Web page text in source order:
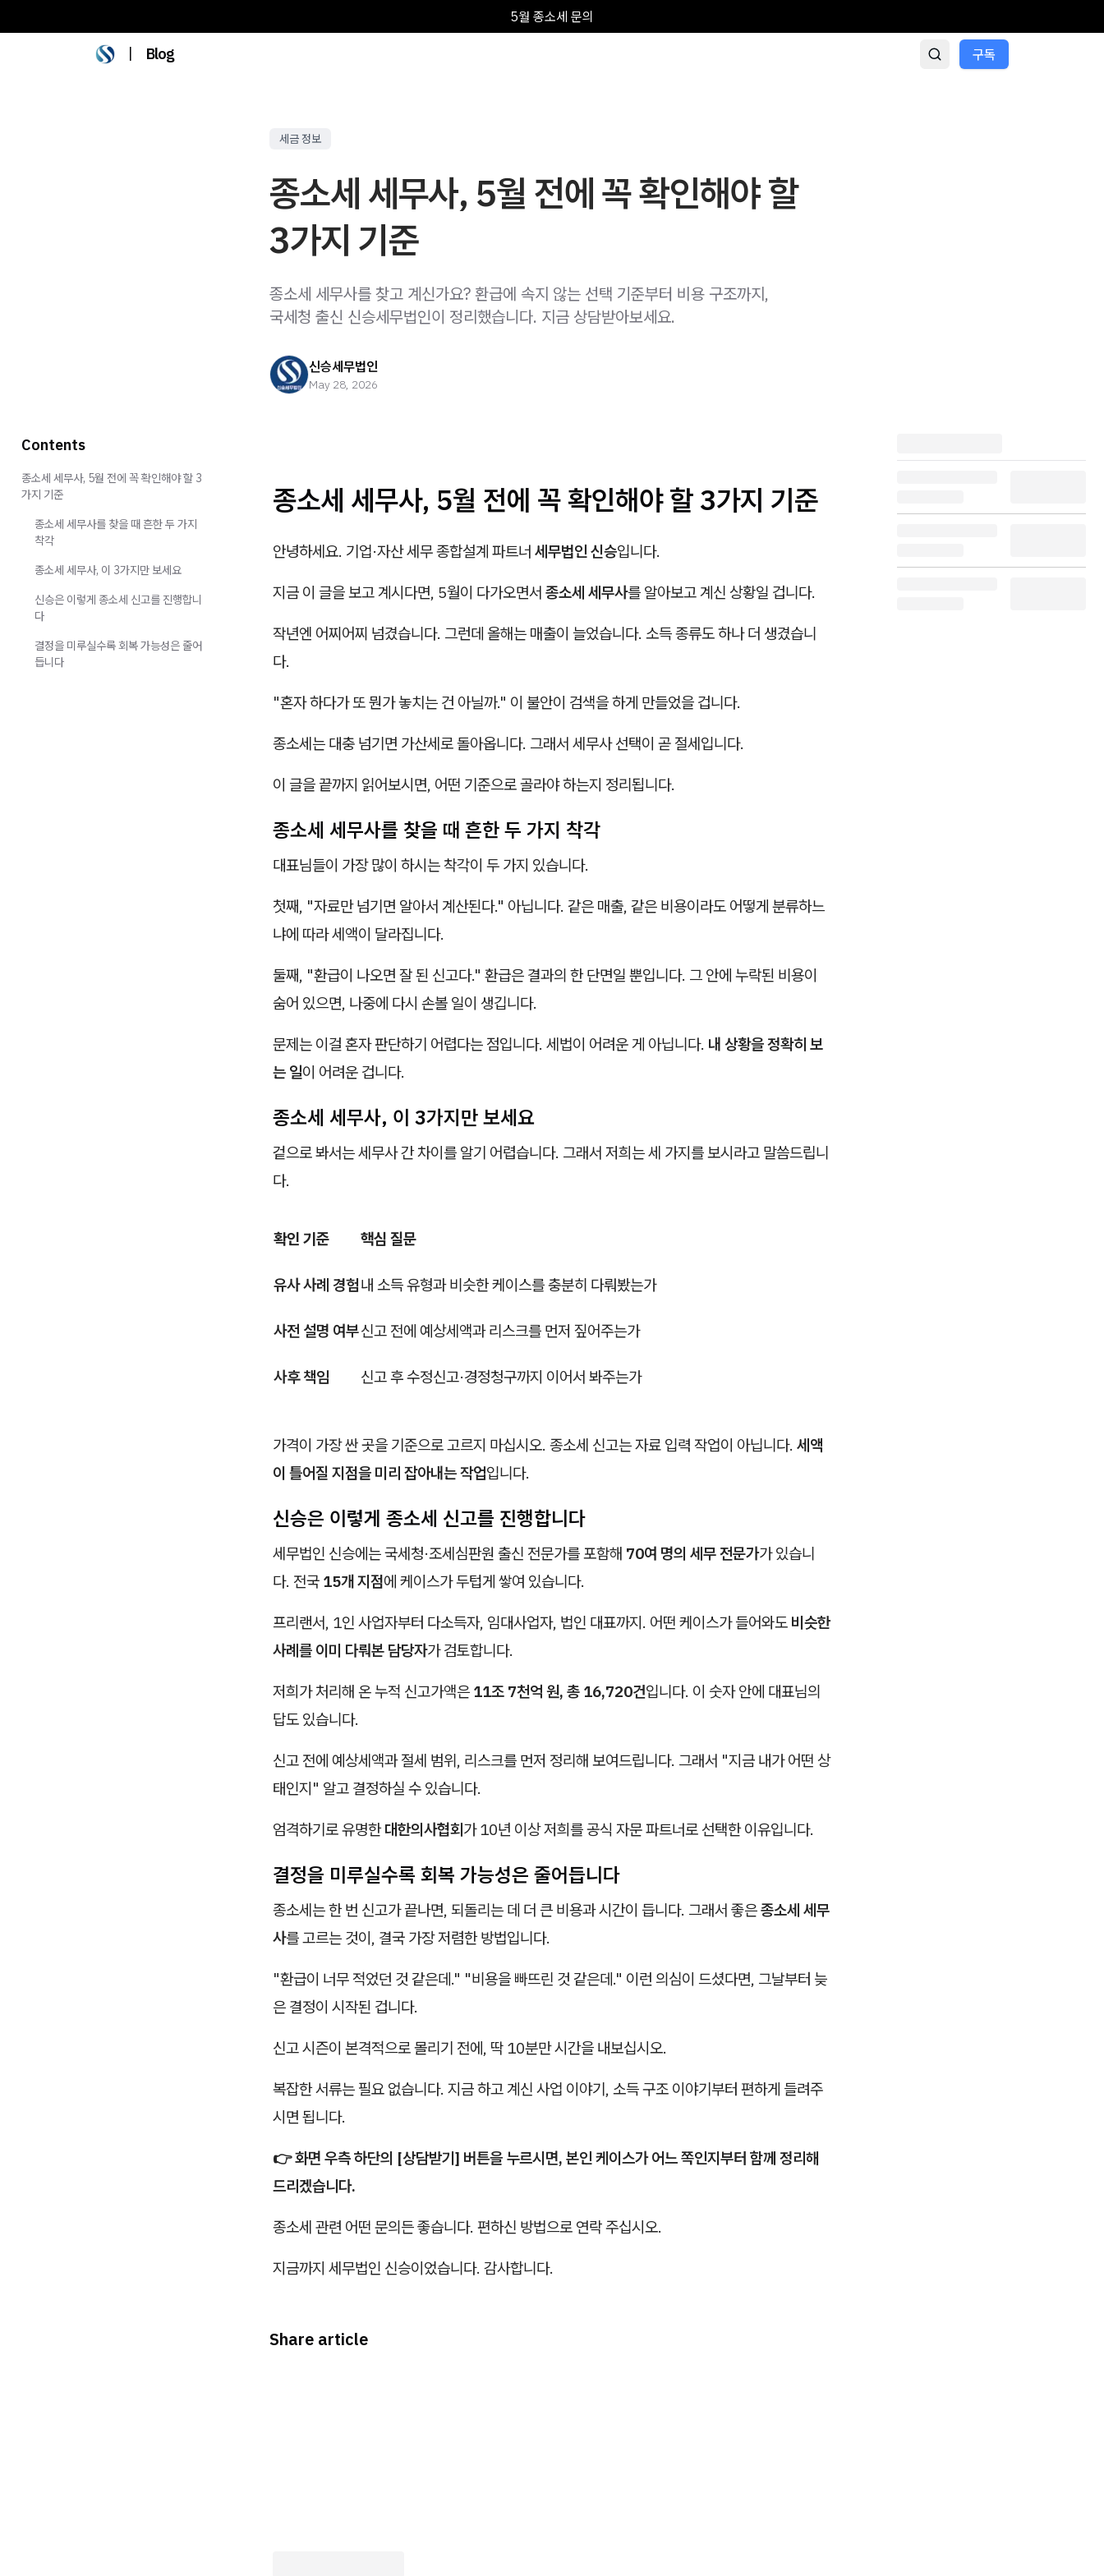
5월 종소세 문의
| Blog 구독
세금 정보
종소세 세무사, 5월 전에 꼭 확인해야 할
3가지 기준
종소세 세무사를 찾고 계신가요? 환급에 속지 않는 선택 기준부터 비용 구조까지,
국세청 출신 신승세무법인이 정리했습니다. 지금 상담받아보세요.
신승세무법인
May 28, 2026
종소세 세무사, 5월 전에 꼭 확인해야 할 3가지 기준
안녕하세요. 기업·자산 세무 종합설계 파트너 세무법인 신승입니다.
지금 이 글을 보고 계시다면, 5월이 다가오면서 종소세 세무사를 알아보고 계신 상황일 겁니다.
작년엔 어찌어찌 넘겼습니다. 그런데 올해는 매출이 늘었습니다. 소득 종류도 하나 더 생겼습니
다.
"혼자 하다가 또 뭔가 놓치는 건 아닐까." 이 불안이 검색을 하게 만들었을 겁니다.
종소세는 대충 넘기면 가산세로 돌아옵니다. 그래서 세무사 선택이 곧 절세입니다.
이 글을 끝까지 읽어보시면, 어떤 기준으로 골라야 하는지 정리됩니다.
종소세 세무사를 찾을 때 흔한 두 가지 착각
대표님들이 가장 많이 하시는 착각이 두 가지 있습니다.
첫째, "자료만 넘기면 알아서 계산된다." 아닙니다. 같은 매출, 같은 비용이라도 어떻게 분류하느
냐에 따라 세액이 달라집니다.
둘째, "환급이 나오면 잘 된 신고다." 환급은 결과의 한 단면일 뿐입니다. 그 안에 누락된 비용이
숨어 있으면, 나중에 다시 손볼 일이 생깁니다.
문제는 이걸 혼자 판단하기 어렵다는 점입니다. 세법이 어려운 게 아닙니다. 내 상황을 정확히 보
는 일이 어려운 겁니다.
종소세 세무사, 이 3가지만 보세요
겉으로 봐서는 세무사 간 차이를 알기 어렵습니다. 그래서 저희는 세 가지를 보시라고 말씀드립니
다.
확인 기준 핵심 질문
유사 사례 경험내 소득 유형과 비슷한 케이스를 충분히 다뤄봤는가
사전 설명 여부신고 전에 예상세액과 리스크를 먼저 짚어주는가
사후 책임 신고 후 수정신고·경정청구까지 이어서 봐주는가
가격이 가장 싼 곳을 기준으로 고르지 마십시오. 종소세 신고는 자료 입력 작업이 아닙니다. 세액
이 틀어질 지점을 미리 잡아내는 작업입니다.
신승은 이렇게 종소세 신고를 진행합니다
세무법인 신승에는 국세청·조세심판원 출신 전문가를 포함해 70여 명의 세무 전문가가 있습니
다. 전국 15개 지점에 케이스가 두텁게 쌓여 있습니다.
프리랜서, 1인 사업자부터 다소득자, 임대사업자, 법인 대표까지. 어떤 케이스가 들어와도 비슷한
사례를 이미 다뤄본 담당자가 검토합니다.
저희가 처리해 온 누적 신고가액은 11조 7천억 원, 총 16,720건입니다. 이 숫자 안에 대표님의
답도 있습니다.
신고 전에 예상세액과 절세 범위, 리스크를 먼저 정리해 보여드립니다. 그래서 "지금 내가 어떤 상
태인지" 알고 결정하실 수 있습니다.
엄격하기로 유명한대한의사협회가 10년 이상 저희를 공식 자문 파트너로 선택한 이유입니다.
결정을 미루실수록 회복 가능성은 줄어듭니다
종소세는 한 번 신고가 끝나면, 되돌리는 데 더 큰 비용과 시간이 듭니다. 그래서 좋은종소세 세무
사를 고르는 것이, 결국 가장 저렴한 방법입니다.
"환급이 너무 적었던 것 같은데." "비용을 빠뜨린 것 같은데." 이런 의심이 드셨다면, 그날부터 늦
은 결정이 시작된 겁니다.
신고 시즌이 본격적으로 몰리기 전에, 딱 10분만 시간을 내보십시오.
복잡한 서류는 필요 없습니다. 지금 하고 계신 사업 이야기, 소득 구조 이야기부터 편하게 들려주
시면 됩니다.
👉 화면 우측 하단의 [상담받기] 버튼을 누르시면, 본인 케이스가 어느 쪽인지부터 함께 정리해
드리겠습니다.
종소세 관련 어떤 문의든 좋습니다. 편하신 방법으로 연락 주십시오.
지금까지 세무법인 신승이었습니다. 감사합니다.
Share article
Contents
종소세 세무사, 5월 전에 꼭 확인해야 할 3
가지 기준
종소세 세무사를 찾을 때 흔한 두 가지
착각
종소세 세무사, 이 3가지만 보세요
신승은 이렇게 종소세 신고를 진행합니
다
결정을 미루실수록 회복 가능성은 줄어
듭니다